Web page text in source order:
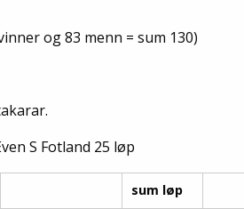
og 83 menn = sum 130)
S Fotland 25 løp
sum løp